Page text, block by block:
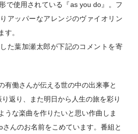
で使用されている『as you do』。フ
アッパーなアレンジのヴァイオリン
す。
た葉加瀬太郎が下記のコメントを寄
有働さんが伝える世の中の出来事と
返り、また明日から人生の旅を彩り
うな楽曲を作りたいと思い作曲しま
さんのお名前をこめています。番組と